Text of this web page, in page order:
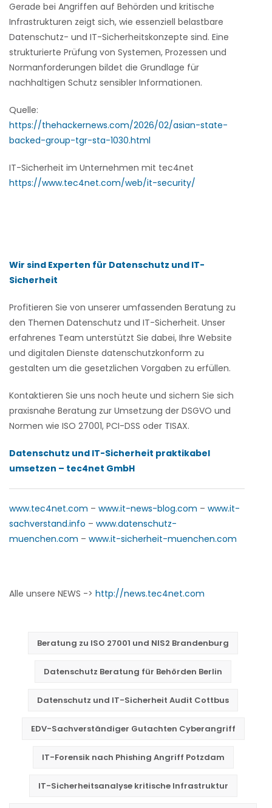
Gerade bei Angriffen auf Behörden und kritische
Infrastrukturen zeigt sich, wie essenziell belastbare
Datenschutz- und IT-Sicherheitskonzepte sind. Eine
strukturierte Prüfung von Systemen, Prozessen und
Normanforderungen bildet die Grundlage für
nachhaltigen Schutz sensibler Informationen.
Quelle:
https://thehackernews.com/2026/02/asian-state-
backed-group-tgr-sta-1030.html
IT-Sicherheit im Unternehmen mit tec4net
https://www.tec4net.com/web/it-security/
Wir sind Experten für Datenschutz und IT-
Sicherheit
Profitieren Sie von unserer umfassenden Beratung zu
den Themen Datenschutz und IT-Sicherheit. Unser
erfahrenes Team unterstützt Sie dabei, Ihre Website
und digitalen Dienste datenschutzkonform zu
gestalten um die gesetzlichen Vorgaben zu erfüllen.
Kontaktieren Sie uns noch heute und sichern Sie sich
praxisnahe Beratung zur Umsetzung der DSGVO und
Normen wie ISO 27001, PCI-DSS oder TISAX.
Datenschutz und IT-Sicherheit praktikabel
umsetzen – tec4net GmbH
www.tec4net.com – www.it-news-blog.com – www.it-
sachverstand.info – www.datenschutz-
muenchen.com – www.it-sicherheit-muenchen.com
Alle unsere NEWS -> http://news.tec4net.com
Beratung zu ISO 27001 und NIS2 Brandenburg
Datenschutz Beratung für Behörden Berlin
Datenschutz und IT-Sicherheit Audit Cottbus
EDV-Sachverständiger Gutachten Cyberangriff
IT-Forensik nach Phishing Angriff Potzdam
IT-Sicherheitsanalyse kritische Infrastruktur